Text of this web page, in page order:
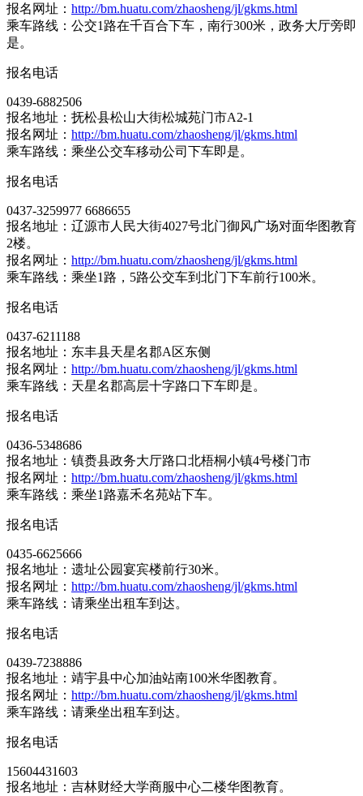
报名网址： http://bm.huatu.com/zhaosheng/jl/gkms.html
乘车路线：公交1路在千百合下车，南行300米，政务大厅旁即
是。
报名电话
0439-6882506
报名地址：抚松县松山大街松城苑门市A2-1
报名网址： http://bm.huatu.com/zhaosheng/jl/gkms.html
乘车路线：乘坐公交车移动公司下车即是。
报名电话
0437-3259977 6686655
报名地址：辽源市人民大街4027号北门御风广场对面华图教育
2楼。
报名网址： http://bm.huatu.com/zhaosheng/jl/gkms.html
乘车路线：乘坐1路，5路公交车到北门下车前行100米。
报名电话
0437-6211188
报名地址：东丰县天星名郡A区东侧
报名网址： http://bm.huatu.com/zhaosheng/jl/gkms.html
乘车路线：天星名郡高层十字路口下车即是。
报名电话
0436-5348686
报名地址：镇赉县政务大厅路口北梧桐小镇4号楼门市
报名网址： http://bm.huatu.com/zhaosheng/jl/gkms.html
乘车路线：乘坐1路嘉禾名苑站下车。
报名电话
0435-6625666
报名地址：遗址公园宴宾楼前行30米。
报名网址： http://bm.huatu.com/zhaosheng/jl/gkms.html
乘车路线：请乘坐出租车到达。
报名电话
0439-7238886
报名地址：靖宇县中心加油站南100米华图教育。
报名网址： http://bm.huatu.com/zhaosheng/jl/gkms.html
乘车路线：请乘坐出租车到达。
报名电话
15604431603
报名地址：吉林财经大学商服中心二楼华图教育。